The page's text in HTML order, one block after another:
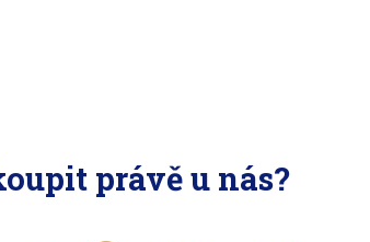
právě u nás?